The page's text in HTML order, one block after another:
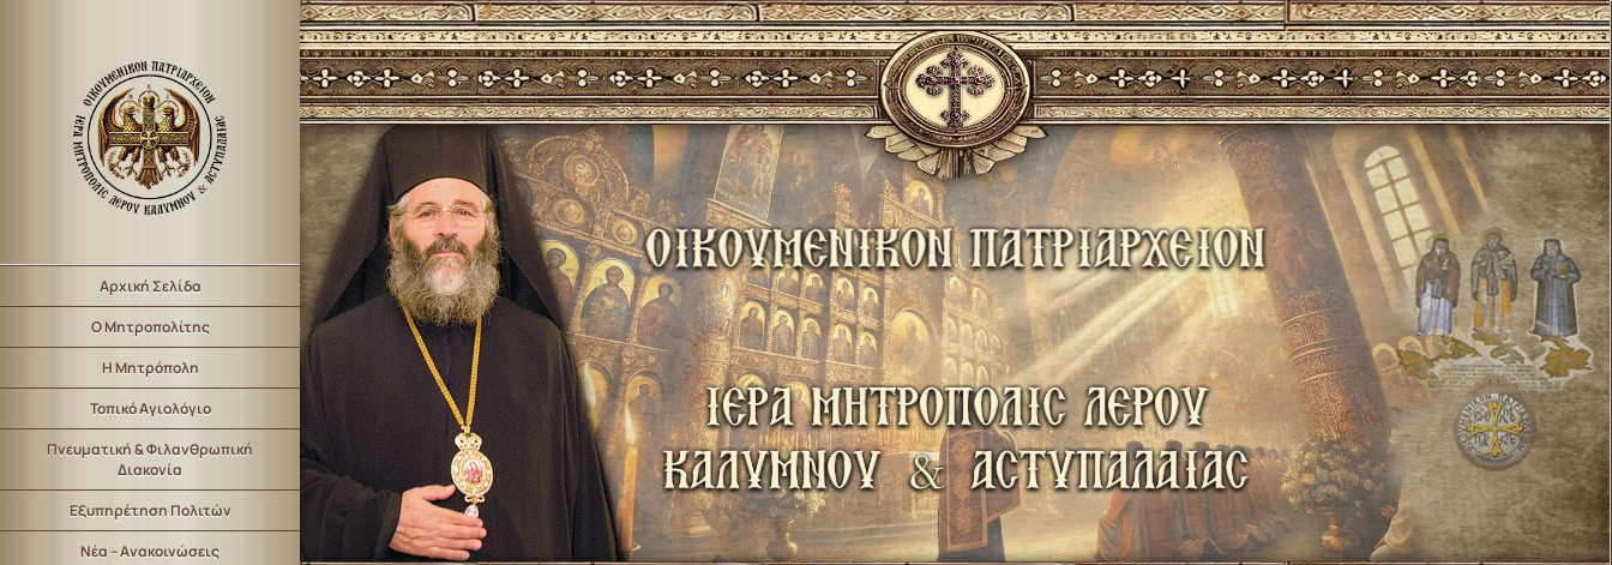
Αρχική Σελίδα
Ο Μητροπολίτης
Η Μητρόπολη
Τοπικό Αγιολόγιο
Πνευματική & Φιλανθρωπική
Διακονία
Εξυπηρέτηση Πολιτών
Νέα – Ανακοινώσεις